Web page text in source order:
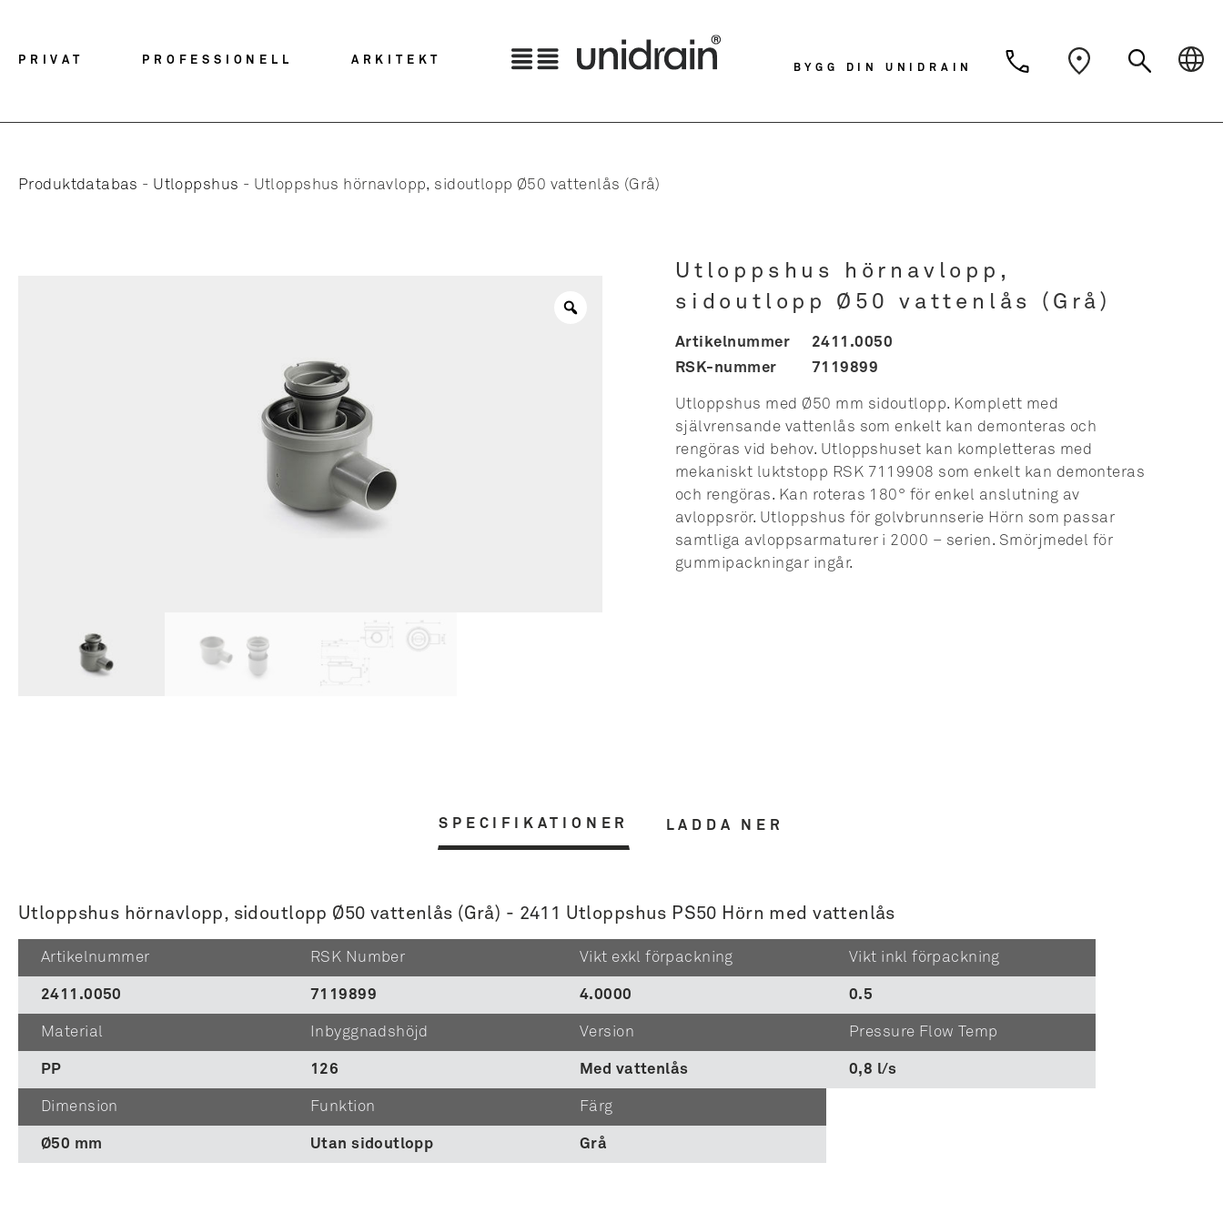
PRIVAT PROFESSIONELL ARKITEKT
BYGG DIN UNIDRAIN
Nederlands
Produktdatabas - Utloppshus - Utloppshus hörnavlopp, sidoutlopp Ø50 vattenlås (Grå)
Utloppshus hörnavlopp,
sidoutlopp Ø50 vattenlås (Grå)
Artikelnummer
2411.0050
RSK-nummer
7119899
Utloppshus med Ø50 mm sidoutlopp. Komplett med
självrensande vattenlås som enkelt kan demonteras och
rengöras vid behov. Utloppshuset kan kompletteras med
mekaniskt luktstopp RSK 7119908 som enkelt kan demonteras
och rengöras. Kan roteras 180° för enkel anslutning av
avloppsrör. Utloppshus för golvbrunnserie Hörn som passar
samtliga avloppsarmaturer i 2000 – serien. Smörjmedel för
gummipackningar ingår.
SPECIFIKATIONER LADDA NER
Utloppshus hörnavlopp, sidoutlopp Ø50 vattenlås (Grå) - 2411 Utloppshus PS50 Hörn med vattenlås
Artikelnummer
2411.0050
RSK Number
7119899
Vikt exkl förpackning
4.0000
Vikt inkl förpackning
0.5
Material
PP
Inbyggnadshöjd
126
Version
Med vattenlås
Pressure Flow Temp
0,8 l/s
Dimension
Ø50 mm
Funktion
Utan sidoutlopp
Färg
Grå